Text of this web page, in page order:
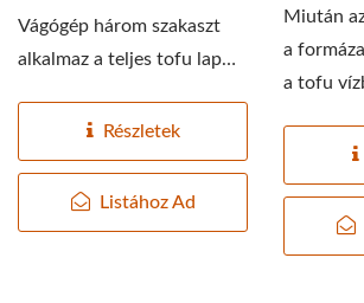
Vágógép három szakaszt
alkalmaz a teljes tofu lap
Részletek
Listához Ad
Miután
a
a tofu